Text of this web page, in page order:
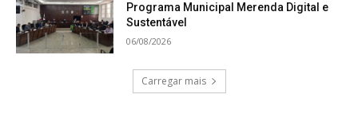
Programa Municipal Merenda Digital e
Sustentável
06/08/2026
Carregar mais